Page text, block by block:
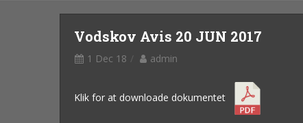
Vodskov Avis 20 JUN 2017
1 Dec 18 admin
Klik for at downloade dokumentet